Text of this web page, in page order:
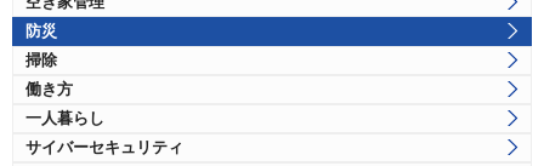
防災
掃除
働き方
一人暮らし
サイバーセキュリティ